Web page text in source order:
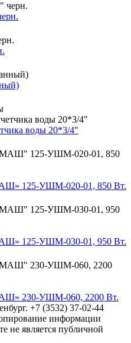
воды 20*3/4″
125-УШМ-020-01, 850 Вт.
125-УШМ-030-01, 950 Вт.
230-УШМ-060, 2200 Вт.
+7 (3532) 37-02-44
информации
не является публичной